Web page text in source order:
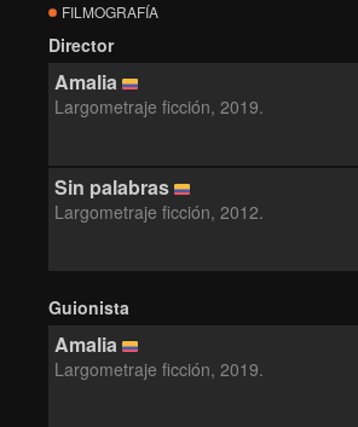
FILMOGRAFÍA
Director
Amalia
Largometraje ficción, 2019.
Sin palabras
Largometraje ficción, 2012.
Guionista
Amalia
Largometraje ficción, 2019.